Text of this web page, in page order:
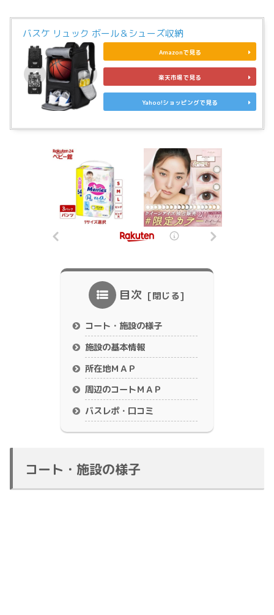
バスケ リュック ボール＆シューズ収納
Amazonで見る
楽天市場で見る
Yahoo!ショッピングで見る
目次
コート・施設の様子
施設の基本情報
所在地ＭＡＰ
周辺のコートＭＡＰ
バスレポ・口コミ
コート・施設の様子